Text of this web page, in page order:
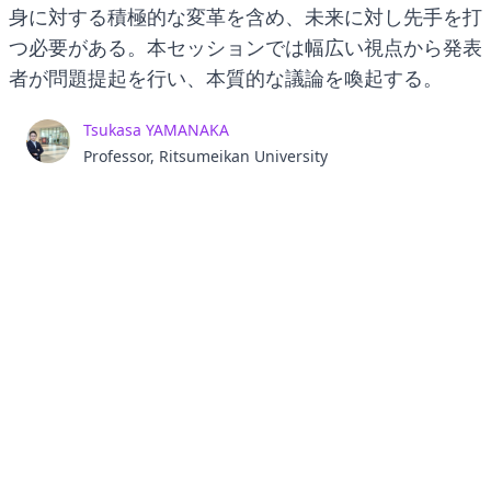
身に対する積極的な変革を含め、未来に対し先手を打
つ必要がある。本セッションでは幅広い視点から発表
者が問題提起を行い、本質的な議論を喚起する。
Tsukasa YAMANAKA
Professor, Ritsumeikan University